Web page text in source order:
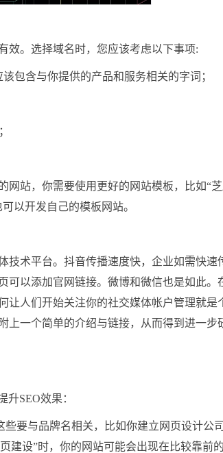
效。选择域名时，您应该考虑以下事项:
包含与你提供的产品和服务相关的字词；
网站，你需要使用更好的网站模板，比如“
以开发自己的模板网站。
技术平台。抖音传播速度快，企业如需快速
可以添加官网链接。微博和微信也是如此。
让人们开始关注你的社交媒体帐户管理就是
上一个简单的介绍与链接，从而得到进一步
SEO效果：
些要与品牌名相关，比如你建立网页设计公司
建设”时，你的网站可能会出现在比较靠前的